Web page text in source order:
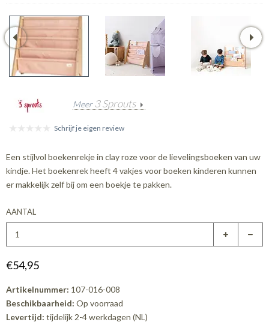
Meer 3 Sprouts
Schrijf je eigen review
Een stijlvol boekenrekje in clay roze voor de lievelingsboeken van uw
kindje. Het boekenrek heeft 4 vakjes voor boeken kinderen kunnen
er makkelijk zelf bij om een boekje te pakken.
AANTAL
€54,95
Artikelnummer: 107-016-008
Beschikbaarheid: Op voorraad
Levertijd: tijdelijk 2-4 werkdagen (NL)